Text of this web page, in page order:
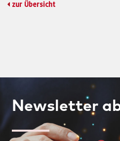
zur Übersicht
Newsletter